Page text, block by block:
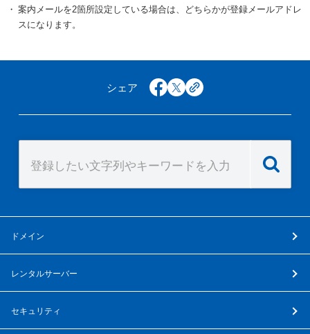
案内メールを2箇所設定している場合は、どちらかが登録メールアドレ
スになります。
シェア facebook
x copy
ドメイン
レンタルサーバー
セキュリティ